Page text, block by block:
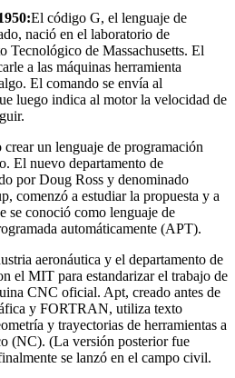
El código G, el lenguaje de
nació en el laboratorio de
Tecnológico de Massachusetts. El
a las máquinas herramienta
El comando se envía al
luego indica al motor la velocidad de
crear un lenguaje de programación
El nuevo departamento de
por Doug Ross y denominado
comenzó a estudiar la propuesta y a
se conoció como lenguaje de
automáticamente (APT).
aeronáutica y el departamento de
el MIT para estandarizar el trabajo de
CNC oficial. Apt, creado antes de
y FORTRAN, utiliza texto
y trayectorias de herramientas a
(NC). (La versión posterior fue
se lanzó en el campo civil.